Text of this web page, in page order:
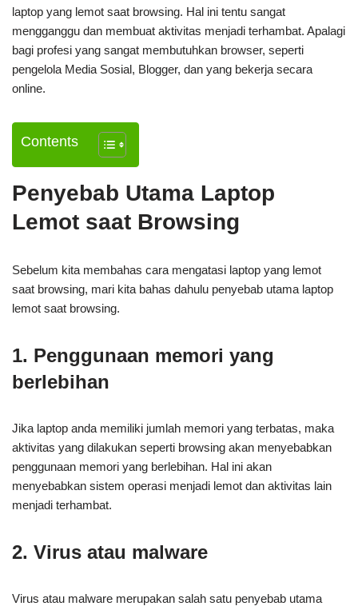
laptop yang lemot saat browsing. Hal ini tentu sangat
mengganggu dan membuat aktivitas menjadi terhambat. Apalagi
bagi profesi yang sangat membutuhkan browser, seperti
pengelola Media Sosial, Blogger, dan yang bekerja secara
online.
Contents
Penyebab Utama Laptop
Lemot saat Browsing
Sebelum kita membahas cara mengatasi laptop yang lemot
saat browsing, mari kita bahas dahulu penyebab utama laptop
lemot saat browsing.
1. Penggunaan memori yang
berlebihan
Jika laptop anda memiliki jumlah memori yang terbatas, maka
aktivitas yang dilakukan seperti browsing akan menyebabkan
penggunaan memori yang berlebihan. Hal ini akan
menyebabkan sistem operasi menjadi lemot dan aktivitas lain
menjadi terhambat.
2. Virus atau malware
Virus atau malware merupakan salah satu penyebab utama